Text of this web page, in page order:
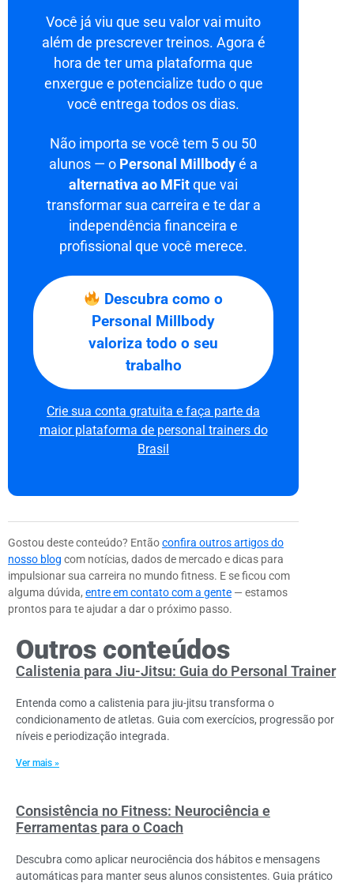
Você já viu que seu valor vai muito
além de prescrever treinos. Agora é
hora de ter uma plataforma que
enxergue e potencialize tudo o que
você entrega todos os dias.
Não importa se você tem 5 ou 50
alunos — o Personal Millbody é a
alternativa ao MFit que vai
transformar sua carreira e te dar a
independência financeira e
profissional que você merece.
Descubra como o
Personal Millbody
valoriza todo o seu
trabalho
Crie sua conta gratuita e faça parte da
maior plataforma de personal trainers do
Brasil
Gostou deste conteúdo? Entãoconfira outros artigos do
nosso blog com notícias, dados de mercado e dicas para
impulsionar sua carreira no mundo fitness. E se ficou com
alguma dúvida, entre em contato com a gente — estamos
prontos para te ajudar a dar o próximo passo.
Outros conteúdos
Calistenia para Jiu-Jitsu: Guia do Personal Trainer
Entenda como a calistenia para jiu-jitsu transforma o
condicionamento de atletas. Guia com exercícios, progressão por
níveis e periodização integrada.
Ver mais »
Consistência no Fitness: Neurociência e
Ferramentas para o Coach
Descubra como aplicar neurociência dos hábitos e mensagens
automáticas para manter seus alunos consistentes. Guia prático